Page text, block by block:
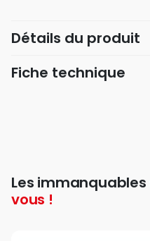
Détails du produit
Fiche technique
Les immanquables
vous !